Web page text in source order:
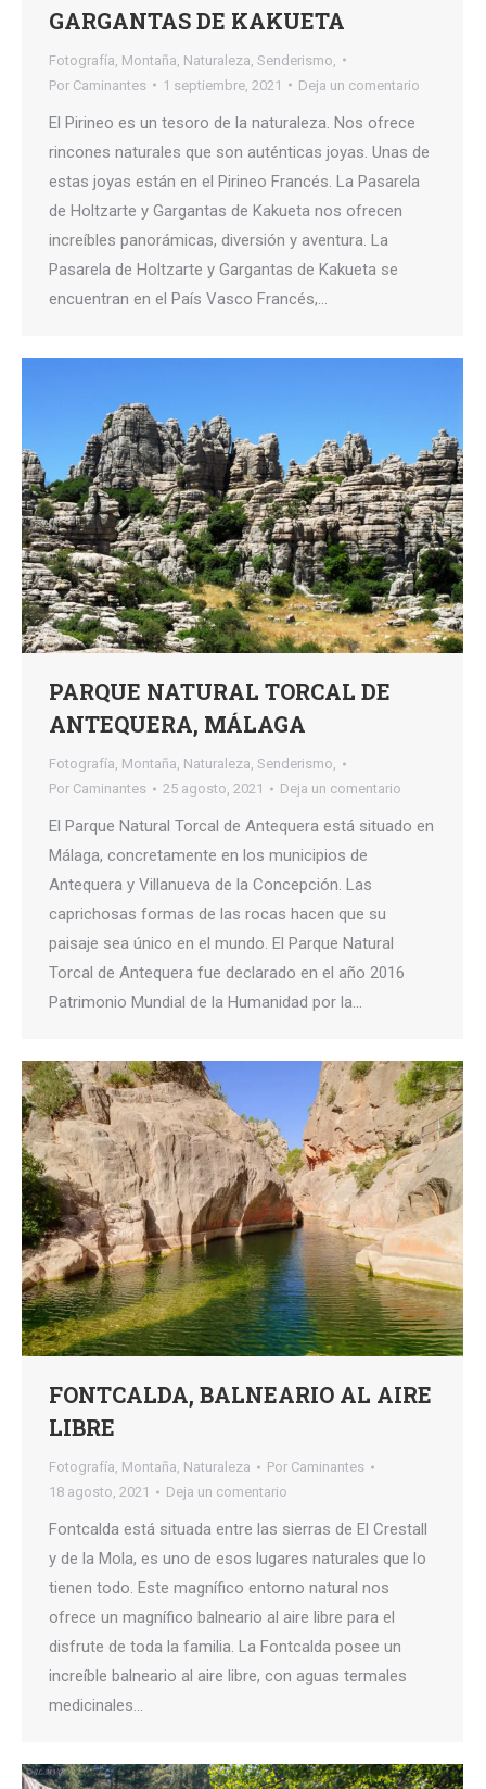
GARGANTAS DE KAKUETA
Fotografía Montaña Naturaleza Senderismo,
Por Caminantes 1 septiembre, 2021 Deja un comentario
El Pirineo es un tesoro de la naturaleza. Nos ofrece
rincones naturales que son auténticas joyas. Unas de
estas joyas están en el Pirineo Francés. La Pasarela
de Holtzarte y Gargantas de Kakueta nos ofrecen
increíbles panorámicas, diversión y aventura. La
Pasarela de Holtzarte y Gargantas de Kakueta se
encuentran en el País Vasco Francés,…
PARQUE NATURAL TORCAL DE
ANTEQUERA, MÁLAGA
Fotografía, Montaña, Naturaleza, Senderismo,
Por Caminantes 25 agosto, 2021 Deja un comentario
El Parque Natural Torcal de Antequera está situado en
Málaga, concretamente en los municipios de
Antequera y Villanueva de la Concepción. Las
caprichosas formas de las rocas hacen que su
paisaje sea único en el mundo. El Parque Natural
Torcal de Antequera fue declarado en el año 2016
Patrimonio Mundial de la Humanidad por la…
FONTCALDA, BALNEARIO AL AIRE
LIBRE
Fotografía, Montaña, Naturaleza Por Caminantes
18 agosto, 2021
Deja un comentario
Fontcalda está situada entre las sierras de El Crestall
y de la Mola, es uno de esos lugares naturales que lo
tienen todo. Este magnífico entorno natural nos
ofrece un magnífico balneario al aire libre para el
disfrute de toda la familia. La Fontcalda posee un
increíble balneario al aire libre, con aguas termales
medicinales…